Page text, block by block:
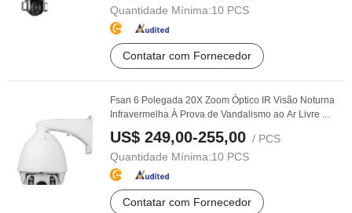
Quantidade Mínima:10 PCS
Contatar com Fornecedor
Fsan 6 Polegada 20X Zoom Óptico IR Visão Noturna
Infravermelha À Prova de Vandalismo ao Ar Livre ...
US$ 249,00-255,00 / PCS
Quantidade Mínima:10 PCS
Contatar com Fornecedor